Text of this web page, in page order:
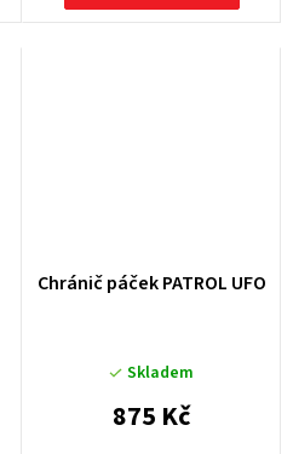
Chránič páček PATROL UFO
Skladem
875 Kč